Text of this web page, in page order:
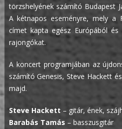
törzshelyének számító Budapest
A kétnapos eseményre, mely a
címet kapta egész Európából
rajongókat.
A koncert programjában az
számító Genesis, Steve Hackett
majd.
Steve Hackett – gitár, ének,
Barabás Tamás – basszusgitár